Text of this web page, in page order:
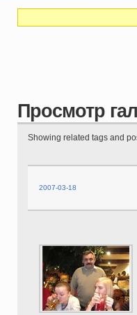
Просмотр
Showing related tags and
2007-03-18